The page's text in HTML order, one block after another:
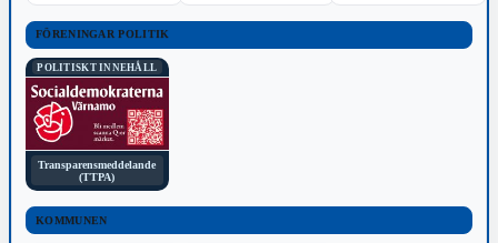
FÖRENINGAR POLITIK
POLITISKT INNEHÅLL
Transparensmeddelande
(TTPA)
KOMMUNEN